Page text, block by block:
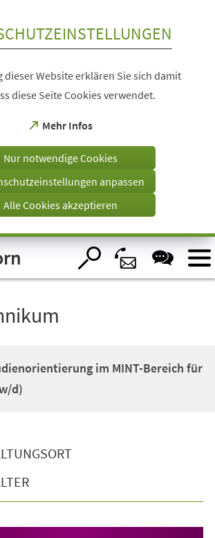
dieser Website erklären Sie sich damit
diese Seite Cookies verwendet.
Mehr Infos
(Öffnet
einem
Tab)
Nur notwendige Cookies
anpassen
Alle Cookies akzeptieren
im MINT-Bereich für
d)